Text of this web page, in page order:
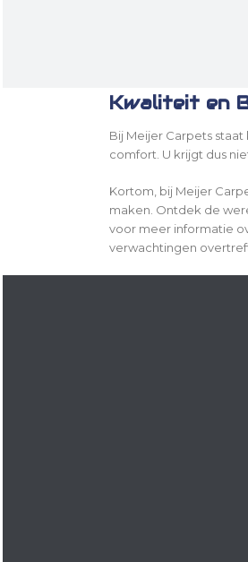
Kwaliteit en
Bij Meijer Carpets
comfort. U krijgt dus
Kortom, bij Meijer
maken. Ontdek de
voor meer informatie
verwachtingen